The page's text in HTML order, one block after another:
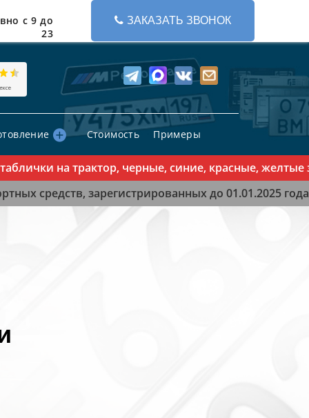
с 9 до
23
ЗАКАЗАТЬ ЗВОНОК
Стоимость Примеры
на трактор, черные, синие, красные, желтые
средств, зарегистрированных до 01.01.2025 года